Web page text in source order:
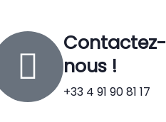
Contactez-
nous !
+33 4 91 90 81 17